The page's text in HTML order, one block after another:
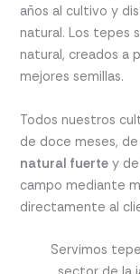
años al cultivo y
natural. Los tepes
natural, creados a
mejores semillas.
Todos nuestros
de doce meses,
natural fuerte y
campo mediante
directamente al
Servimos